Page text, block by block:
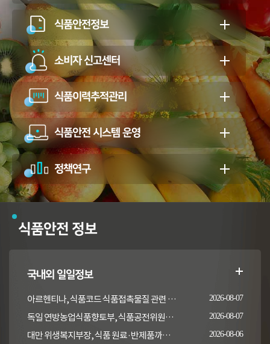
식품안전정보
소비자 신고센터
식품이력추적관리
식품안전 시스템 운영
정책연구
식품안전 정보
국내외 일일정보
아르헨티나, 식품코드 식품접촉물질 관련 일부 조항 개정 2026-08-07
독일 연방농업식품향토부, 식품공전위원회의 갑각류 및 연체류 지침 개정 채택 고시 2026-08-07
대만 위생복지부장, 식품 원료·반제품까지 이상 통보 의무 확대 추진 2026-08-06